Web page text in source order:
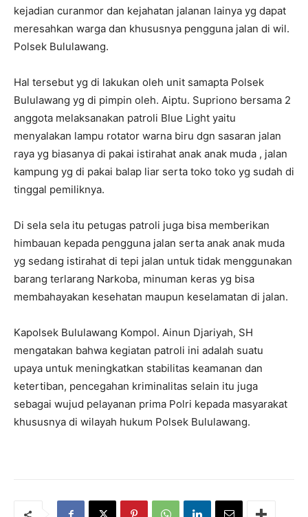
kejadian curanmor dan kejahatan jalanan lainya yg dapat
meresahkan warga dan khususnya pengguna jalan di wil.
Polsek Bululawang.
Hal tersebut yg di lakukan oleh unit samapta Polsek
Bululawang yg di pimpin oleh. Aiptu. Supriono bersama 2
anggota melaksanakan patroli Blue Light yaitu
menyalakan lampu rotator warna biru dgn sasaran jalan
raya yg biasanya di pakai istirahat anak anak muda , jalan
kampung yg di pakai balap liar serta toko toko yg sudah di
tinggal pemiliknya.
Di sela sela itu petugas patroli juga bisa memberikan
himbauan kepada pengguna jalan serta anak anak muda
yg sedang istirahat di tepi jalan untuk tidak menggunakan
barang terlarang Narkoba, minuman keras yg bisa
membahayakan kesehatan maupun keselamatan di jalan.
Kapolsek Bululawang Kompol. Ainun Djariyah, SH
mengatakan bahwa kegiatan patroli ini adalah suatu
upaya untuk meningkatkan stabilitas keamanan dan
ketertiban, pencegahan kriminalitas selain itu juga
sebagai wujud pelayanan prima Polri kepada masyarakat
khususnya di wilayah hukum Polsek Bululawang.